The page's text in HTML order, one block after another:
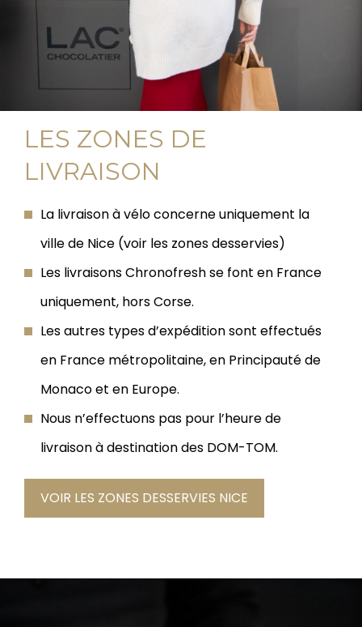
LES ZONES DE
LIVRAISON
La livraison à vélo concerne uniquement la
ville de Nice (voir les zones desservies)
Les livraisons Chronofresh se font en France
uniquement, hors Corse.
Les autres types d’expédition sont effectués
en France métropolitaine, en Principauté de
Monaco et en Europe.
Nous n’effectuons pas pour l’heure de
livraison à destination des DOM-TOM.
VOIR LES ZONES DESSERVIES NICE